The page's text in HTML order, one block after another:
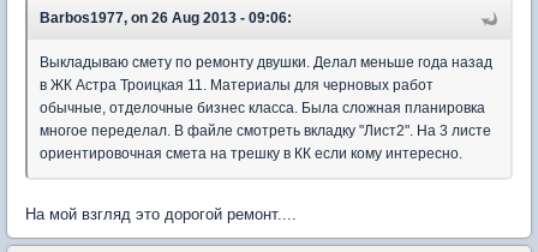
Barbos1977, on 26 Aug 2013 - 09:06:
Выкладываю смету по ремонту двушки. Делал меньше года назад
в ЖК Астра Троицкая 11. Материалы для черновых работ
обычные, отделочные бизнес класса. Была сложная планировка
многое переделал. В файле смотреть вкладку "Лист2". На 3 листе
ориентировочная смета на трешку в КК если кому интересно.
На мой взгляд это дорогой ремонт....